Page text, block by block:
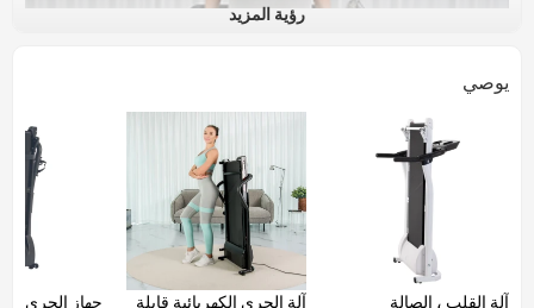
رؤية المزيد
يوصي
آلة القلب ، الصالة آلة الجري الكهربائية قابلة جهاز الجري